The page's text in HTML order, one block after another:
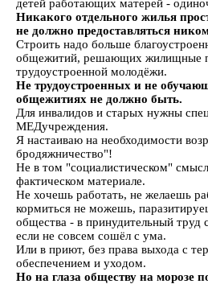
детей работающих матерей -
Никакого отдельного жилья
не должно предоставляться
Строить надо больше
общежитий, решающих жилищные
трудоустроенной молодёжи.
Не трудоустроенных и не
общежитиях не должно быть.
Для инвалидов и старых нужны
МЕДучреждения.
Я настаиваю на необходимости
бродяжничество"!
Не в том "социалистическом"
фактическом материале.
Не хочешь работать, не желаешь
кормиться не можешь,
общества - в принудительный труд
если не совсем сошёл с ума.
Или в приют, без права выхода с
обеспечением и уходом.
Но на глаза обществу на морозе